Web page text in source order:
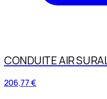
CONDUITE AIR
206,77 €